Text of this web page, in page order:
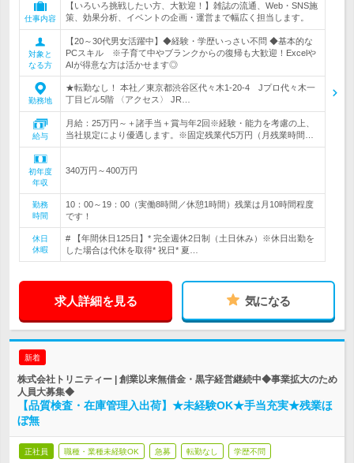
仕事内容
【いろいろ挑戦したい方、大歓迎！】雑誌の流通、Web・SNS施
策、効果分析、イベントの企画・運営まで幅広く担当します。
対象と
なる方
【20～30代男女活躍中】◆経験・学歴いっさい不問 ◆基本的な
PCスキル ※子育て中やブランクからの復帰も大歓迎！Excelや
AIが得意な方は活かせます◎
勤務地
★転勤なし！ 本社／東京都渋谷区代々木1‐20‐4 Jプロ代々木一
丁目ビル5階 〈アクセス〉 JR…
給与
月給：25万円～＋諸手当＋賞与年2回※経験・能力を考慮の上、
当社規定により優遇します。※固定残業代5万円（月残業時間…
初年度
年収
340万円～400万円
勤務
時間
10：00～19：00（実働8時間／休憩1時間）残業は月10時間程度
です！
休日
休暇
# 【年間休日125日】* 完全週休2日制（土日休み）※休日出勤を
した場合は代休を取得* 祝日* 夏…
求人詳細を見る 気になる
新着
株式会社トリニティー | 創業以来無借金・黒字経営継続中◆事業拡大のため
人員大募集◆
【品質検査・在庫管理入出荷】★未経験OK★手当充実★残業ほ
ぼ無
正社員 職種・業種未経験OK 急募 転勤なし 学歴不問